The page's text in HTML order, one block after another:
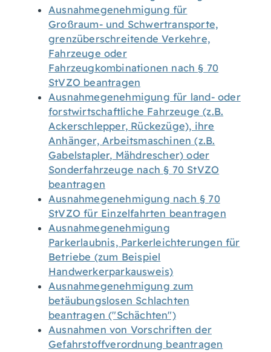
Ausnahmegenehmigung für
Großraum- und Schwertransporte,
grenzüberschreitende Verkehre,
Fahrzeuge oder
Fahrzeugkombinationen nach § 70
StVZO beantragen
Ausnahmegenehmigung für land- oder
forstwirtschaftliche Fahrzeuge (z.B.
Ackerschlepper, Rückezüge), ihre
Anhänger, Arbeitsmaschinen (z.B.
Gabelstapler, Mähdrescher) oder
Sonderfahrzeuge nach § 70 StVZO
beantragen
Ausnahmegenehmigung nach § 70
StVZO für Einzelfahrten beantragen
Ausnahmegenehmigung
Parkerlaubnis, Parkerleichterungen für
Betriebe (zum Beispiel
Handwerkerparkausweis)
Ausnahmegenehmigung zum
betäubungslosen Schlachten
beantragen ("Schächten")
Ausnahmen von Vorschriften der
Gefahrstoffverordnung beantragen